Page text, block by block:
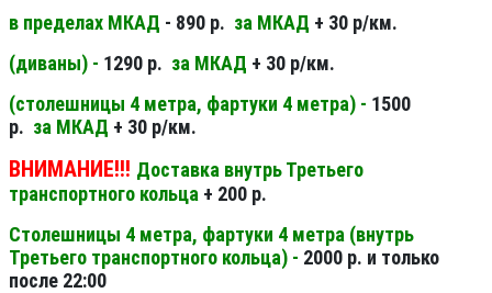
в пределах МКАД - 890 р. за МКАД + 30 р/км.
(диваны) - 1290 р. за МКАД + 30 р/км.
(столешницы 4 метра, фартуки 4 метра) - 1500
р. за МКАД + 30 р/км.
ВНИМАНИЕ!!! Доставка внутрь Третьего
транспортного кольца + 200 р.
Столешницы 4 метра, фартуки 4 метра (внутрь
Третьего транспортного кольца) - 2000 р. и только
после 22:00